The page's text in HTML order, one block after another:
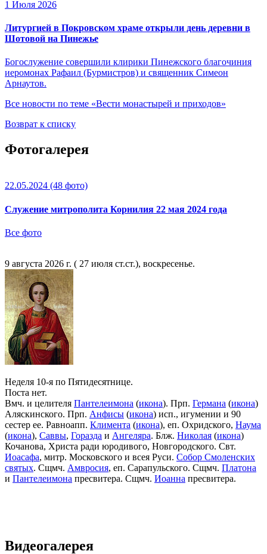
1 Июля 2026
Литургией в Покровском храме открыли день деревни в
Шотовой на Пинежье
Богослужение совершили клирики Пинежского благочиния
иеромонах Рафаил (Бурмистров) и священник Симеон
Арнаутов.
Все новости по теме «Вести монастырей и приходов»
Возврат к списку
Фотогалерея
22.05.2024 (48 фото)
Служение митрополита Корнилия 22 мая 2024 года
Все фото
9 августа 2026 г. ( 27 июля ст.ст.), воскресенье.
Неделя 10-я по Пятидесятнице.
Поста нет.
Вмч. и целителя Пантелеимона (икона). Прп. Германа (икона)
Аляскинского. Прп. Анфисы (икона) исп., игумении и 90
сестер ее. Равноапп. Климента (икона), еп. Охридского, Наума
(икона), Саввы, Горазда и Ангеляра. Блж. Николая (икона)
Кочанова, Христа ради юродивого, Новгородского. Свт.
Иоасафа, митр. Московского и всея Руси. Собор Смоленских
святых. Сщмч. Амвросия, еп. Сарапульского. Сщмч. Платона
и Пантелеимона пресвитера. Сщмч. Иоанна пресвитера.
Видеогалерея